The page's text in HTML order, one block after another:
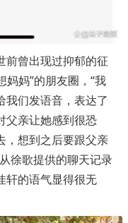
曾出现过抑郁的征
妈妈”的朋友圈，“我
我们发语音，表达了
父亲让她感到很恐
，想到之后要跟父亲
徐歌提供的聊天记录
轩的语气显得很无